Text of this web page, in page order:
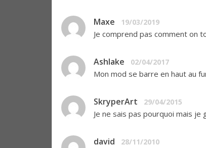
Maxe 19/03/2019
Je comprend pas comment on
Ashlake 02/04/2017
Mon mod se barre en haut au
SkryperArt 29/04/2015
Je ne sais pas pourquoi mais
david 28/11/2010